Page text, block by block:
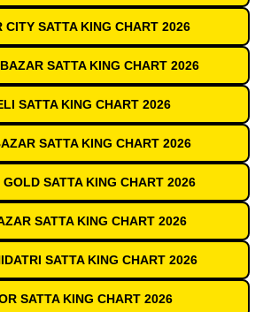
CITY SATTA KING CHART 2026
SATTA KING CHART 2026
SATTA KING CHART 2026
SATTA KING CHART 2026
GOLD SATTA KING CHART 2026
SATTA KING CHART 2026
SATTA KING CHART 2026
SATTA KING CHART 2026